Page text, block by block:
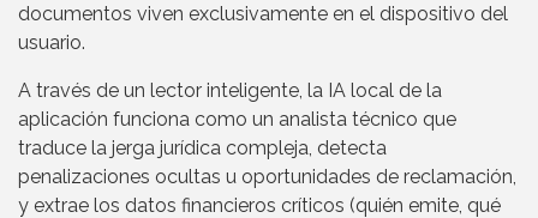
documentos viven exclusivamente en el dispositivo del
usuario.
A través de un lector inteligente, la IA local de la
aplicación funciona como un analista técnico que
traduce la jerga jurídica compleja, detecta
penalizaciones ocultas u oportunidades de reclamación,
y extrae los datos financieros críticos (quién emite, qué